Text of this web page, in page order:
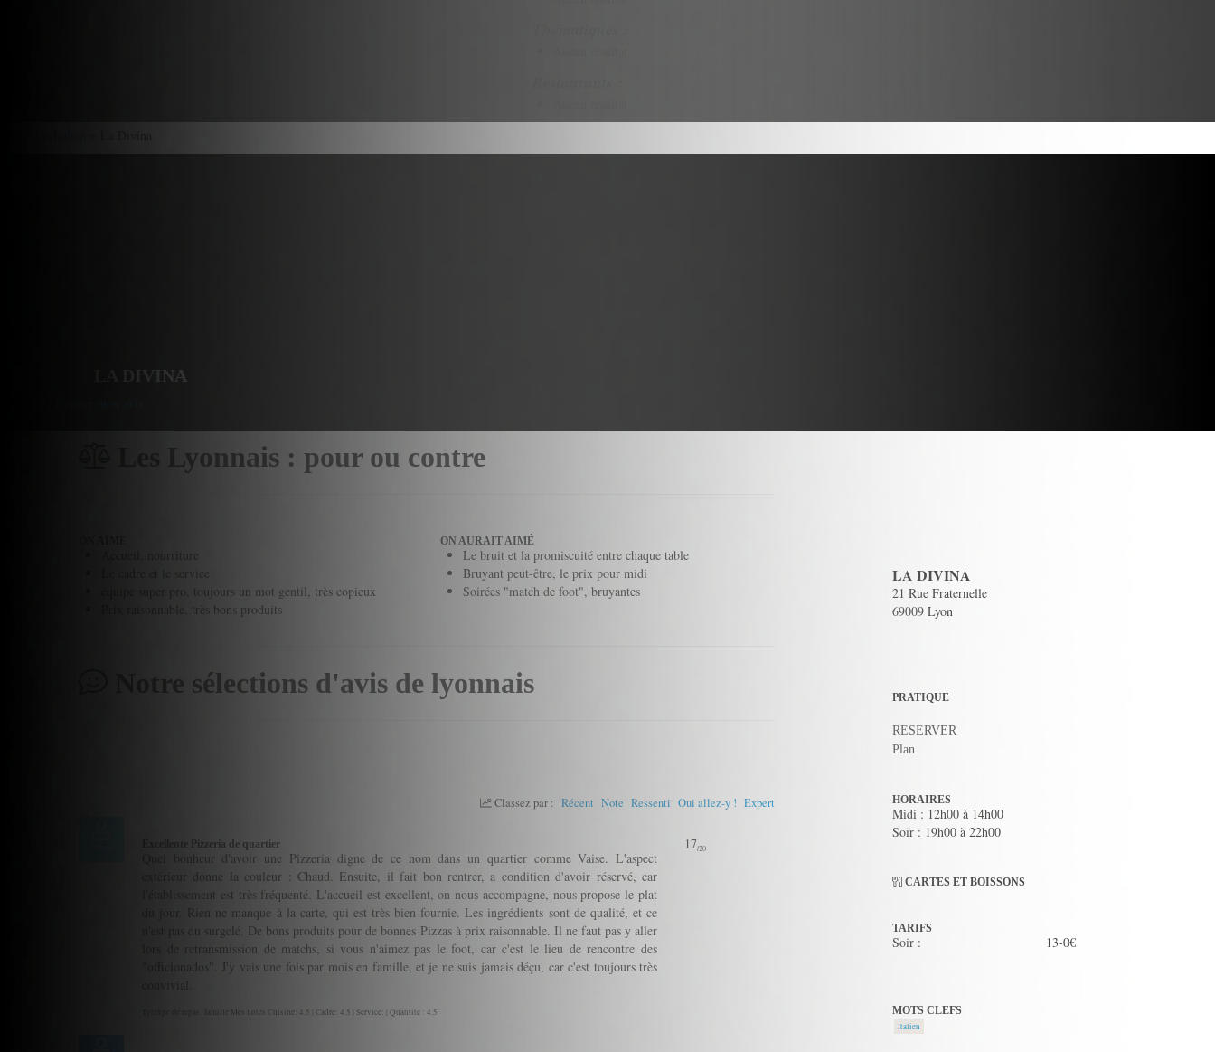
LA DIVINA
Les Lyonnais : pour ou contre
Accueil, nourriture
Le cadre et le service
équipe super pro, toujours un mot gentil, très copieux
Prix raisonnable, très bons produits
ON AURAIT AIMÉ
Le bruit et la promiscuité entre chaque table
Bruyant peut-être, le prix pour midi
Soirées "match de foot", bruyantes
Notre sélections d'avis de lyonnais
Classez par : Récent Note Ressenti Oui allez-y ! Expert
Excellente Pizzeria de quartier
Quel bonheur d'avoir une Pizzeria digne de ce nom dans un quartier comme Vaise. L'aspect
extérieur donne la couleur : Chaud. Ensuite, il fait bon rentrer, a condition d'avoir réservé, car
l'établissement est très fréquenté. L'accueil est excellent, on nous accompagne, nous propose le plat
du jour. Rien ne manque à la carte, qui est très bien fournie. Les ingrédients sont de qualité, et ce
n'est pas du surgelé. De bons produits pour de bonnes Pizzas à prix raisonnable. Il ne faut pas y aller
lors de retransmission de matchs, si vous n'aimez pas le foot, car c'est le lieu de rencontre des
"officionados". J'y vais une fois par mois en famille, et je ne suis jamais déçu, car c'est toujours très
Tytexpe de repas: famille Mes notes Cuisine: 4.5 | Cadre: 4.5 | Service: | Quantité : 4.5
17/20
LA DIVINA
21 Rue Fraternelle
69009 Lyon
PRATIQUE
RESERVER
Plan
HORAIRES
Midi : 12h00 à 14h00
Soir : 19h00 à 22h00
CARTES ET BOISSONS
TARIFS
Soir : 13-0€
MOTS CLEFS
Italien